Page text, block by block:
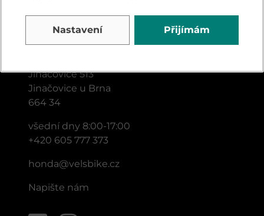
KONTAKTY
Jinačovice 513
Jinačovice u Brna
664 34
všední dny 8:00-17:00
+420 605 777 373
honda@velsbike.cz
Napište nám
Nastavení Přijímám